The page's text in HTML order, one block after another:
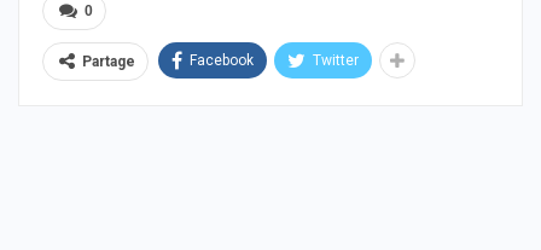
0
Partage Facebook Twitter